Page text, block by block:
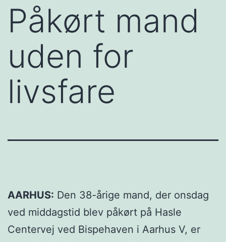
Påkørt mand
uden for
livsfare
AARHUS: Den 38-årige mand, der onsdag
ved middagstid blev påkørt på Hasle
Centervej ved Bispehaven i Aarhus V, er